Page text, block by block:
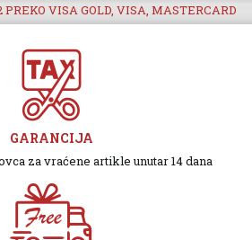
VISA GOLD, VISA, MASTERCARD
GARANCIJA
za vraćene artikle unutar 14 dana